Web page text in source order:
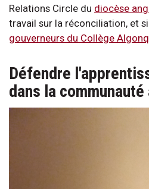
Relations Circle du diocèse
travail sur la réconciliation, et
gouverneurs du Collège
Défendre
dans la